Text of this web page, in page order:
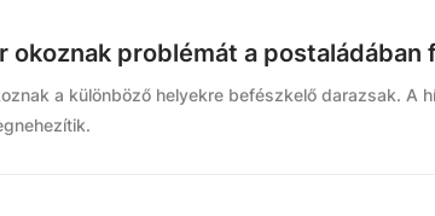
okoznak problémát a postaládában
a különböző helyekre befészkelő darazsak. A